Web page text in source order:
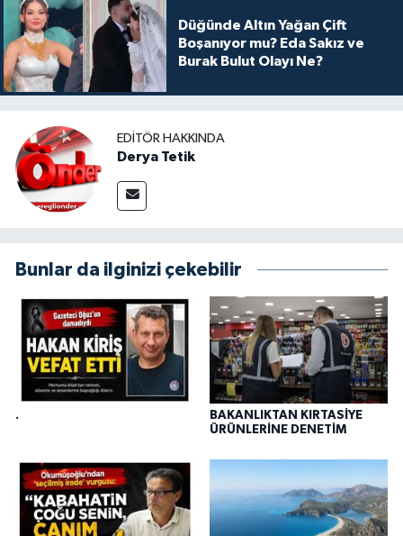
Düğünde Altın Yağan Çift
Boşanıyor mu? Eda Sakız ve
Burak Bulut Olayı Ne?
EDITÖR HAKKINDA
Derya Tetik
Bunlar da ilginizi çekebilir
.
BAKANLIKTAN KIRTASİYE
ÜRÜNLERİNE DENETİM